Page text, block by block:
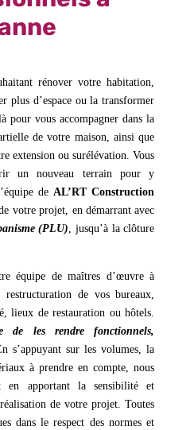
rénover votre habitation,
plus d’espace ou la transformer
pour vous accompagner dans la
de votre maison, ainsi que
extension ou surélévation. Vous
un nouveau terrain pour y
de AL’RT Construction
votre projet, en démarrant avec
(PLU) , jusqu’à la clôture
équipe de maîtres d’œuvre à
de vos bureaux,
lieux de restauration ou hôtels.
de les rendre fonctionnels,
s’appuyant sur les volumes, la
à prendre en compte, nous
en apportant la sensibilité et
de votre projet. Toutes
dans le respect des normes et